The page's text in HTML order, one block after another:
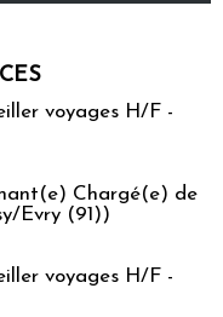
voyages H/F -
Chargé(e) de
Evry (91))
voyages H/F -